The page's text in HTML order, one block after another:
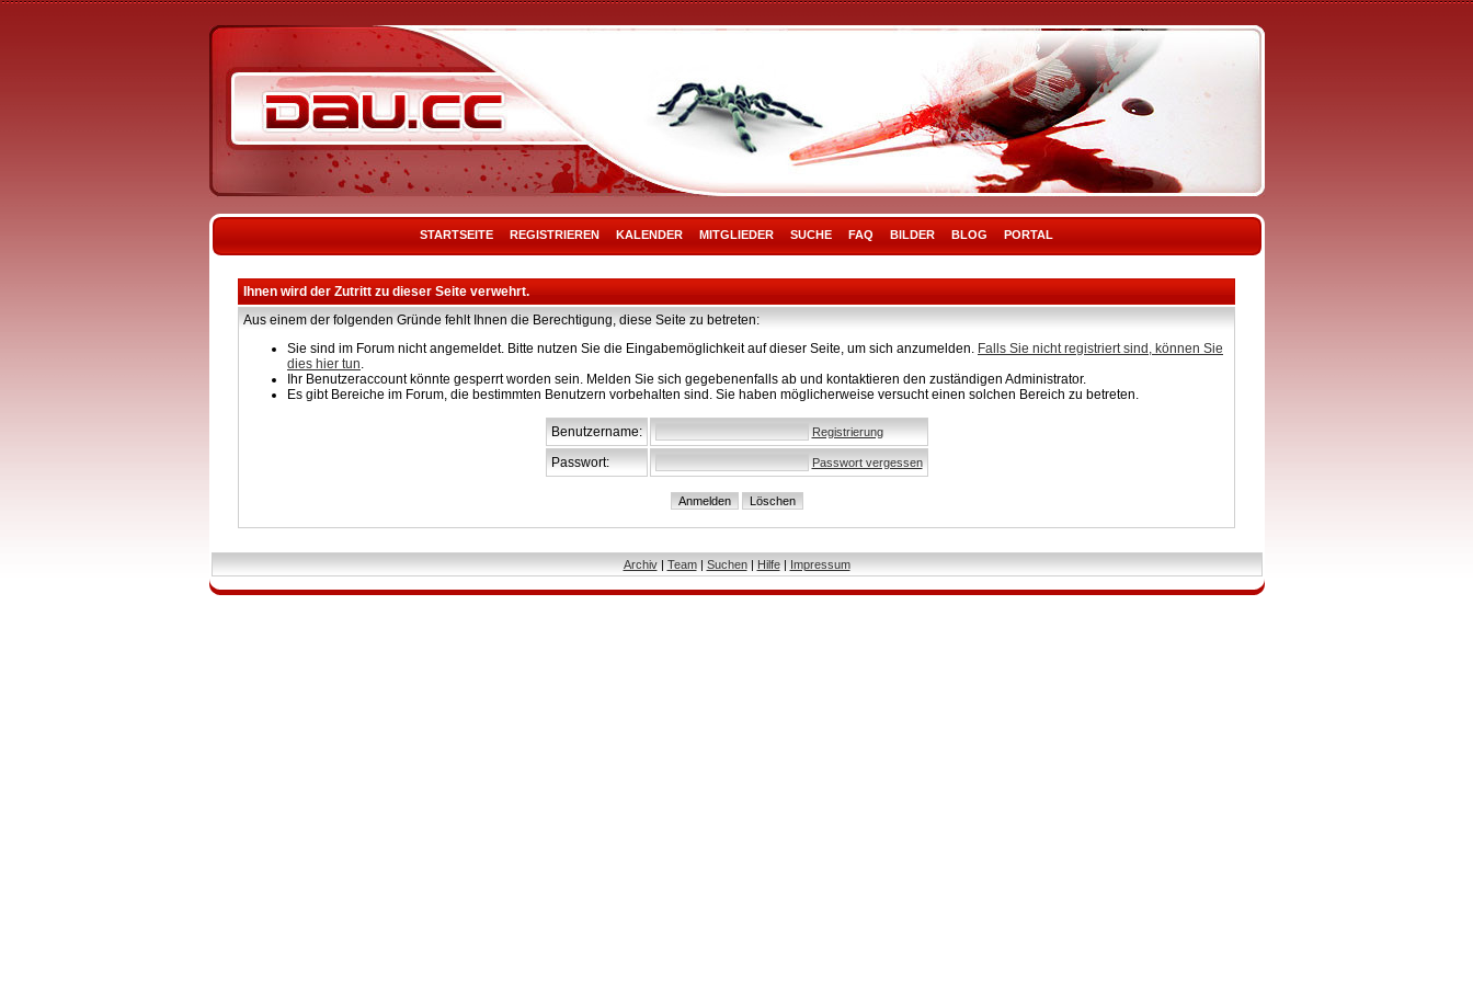
STARTSEITE REGISTRIEREN KALENDER MITGLIEDER SUCHE FAQ BILDER BLOG PORTAL
Ihnen wird der Zutritt zu dieser Seite verwehrt.
Aus einem der folgenden Gründe fehlt Ihnen die Berechtigung, diese Seite zu betreten:
Sie sind im Forum nicht angemeldet. Bitte nutzen Sie die Eingabemöglichkeit auf dieser Seite, um sich anzumelden. Falls Sie nicht registriert sind, können Sie
dies hier tun.
Ihr Benutzeraccount könnte gesperrt worden sein. Melden Sie sich gegebenenfalls ab und kontaktieren den zuständigen Administrator.
Es gibt Bereiche im Forum, die bestimmten Benutzern vorbehalten sind. Sie haben möglicherweise versucht einen solchen Bereich zu betreten.
Benutzername: Registrierung
Passwort: Passwort vergessen
Archiv| Team| Suchen| Hilfe| Impressum